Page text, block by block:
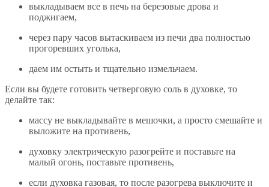
выкладываем все в печь на березовые дрова и
поджигаем,
через пару часов вытаскиваем из печи два полностью
прогоревших уголька,
даем им остыть и тщательно измельчаем.
Если вы будете готовить четверговую соль в духовке, то
делайте так:
массу не выкладывайте в мешочки, а просто смешайте и
выложите на противень,
духовку электрическую разогрейте и поставьте на
малый огонь, поставьте противень,
если духовка газовая, то после разогрева выключите и